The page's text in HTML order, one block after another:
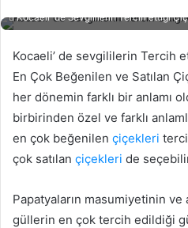
Kocaeli' de Sevgililerin Tercih ettiği
Kocaeli’ de sevgililerin Tercih
En Çok Beğenilen ve Satılan
her dönemin farklı bir anlamı
birbirinden özel ve farklı
en çok beğenilen çiçekleri
çok satılan çiçekleri de
Papatyaların masumiyetinin ve
güllerin en çok tercih edildiği